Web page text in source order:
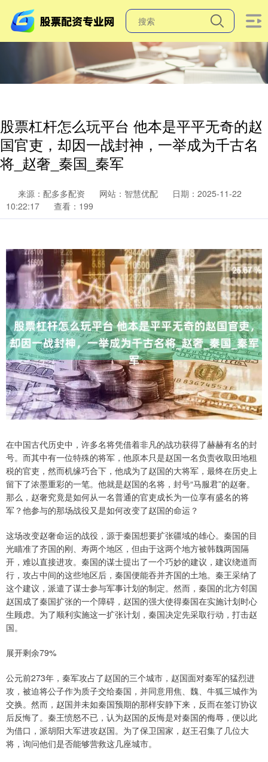
股票杠杆怎么玩平台 他本是平平无奇的赵
国官吏，却因一战封神，一举成为千古名
将_赵奢_秦国_秦军
来源：配多多配资 网站：智慧优配
日期：2025-11-22
10:22:17
查看：199
在中国古代历史中，许多名将凭借着非凡的战功获得了赫赫有名的封
号。而其中有一位特殊的将军，他原本只是赵国一名负责收取田地租
税的官吏，然而机缘巧合下，他成为了赵国的大将军，最终在历史上
留下了浓墨重彩的一笔。他就是赵国的名将，封号“马服君”的赵奢。
那么，赵奢究竟是如何从一名普通的官吏成长为一位享有盛名的将
军？他参与的那场战役又是如何改变了赵国的命运？
这场改变赵奢命运的战役，源于秦国想要扩张疆域的雄心。秦国的目
光瞄准了齐国的刚、寿两个地区，但由于这两个地方被韩魏两国隔
开，难以直接进攻。秦国的谋士提出了一个巧妙的建议，建议绕道而
行，攻占中间的这些地区后，秦国便能吞并齐国的土地。秦王采纳了
这个建议，派遣了谋士参与军事计划的制定。然而，秦国的北方邻国
赵国成了秦国扩张的一个障碍，赵国的强大使得秦国在实施计划时心
生顾虑。为了顺利实施这一扩张计划，秦国决定先采取行动，打击赵
国。
展开剩余79%
公元前273年，秦军攻占了赵国的三个城市，赵国面对秦军的猛烈进
攻，被迫将公子作为质子交给秦国，并同意用焦、魏、牛狐三城作为
交换。然而，赵国并未如秦国预期的那样安静下来，反而在签订协议
后反悔了。秦王愤怒不已，认为赵国的反悔是对秦国的侮辱，便以此
为借口，派胡阳大军进攻赵国。为了保卫国家，赵王召集了几位大
将，询问他们是否能够营救这几座城市。